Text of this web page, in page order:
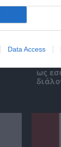
Data Access
ως